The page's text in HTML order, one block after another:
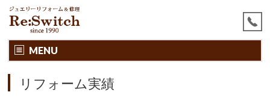
MENU
リフォーム実績